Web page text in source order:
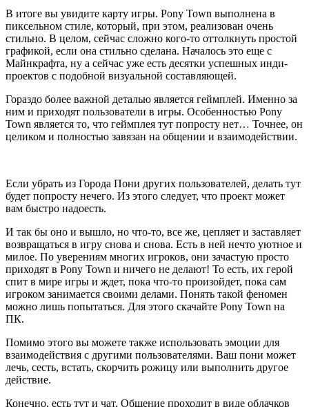
В итоге вы увидите карту игры. Pony Town выполнена в
пиксельном стиле, который, при этом, реализован очень
стильно. В целом, сейчас сложно кого-то оттолкнуть простой
графикой, если она стильно сделана. Началось это еще с
Майнкрафта, ну а сейчас уже есть десятки успешных инди-
проектов с подобной визуальной составляющей.
Гораздо более важной деталью является геймплей. Именно за
ним и приходят пользователи в игры. Особенностью Pony
Town является то, что геймплея тут попросту нет… Точнее, он
целиком и полностью завязан на общении и взаимодействии.
Если убрать из Города Пони других пользователей, делать тут
будет попросту нечего. Из этого следует, что проект может
вам быстро надоесть.
И так бы оно и вышло, но что-то, все же, цепляет и заставляет
возвращаться в игру снова и снова. Есть в ней нечто уютное и
милое. По уверениям многих игроков, они зачастую просто
приходят в Pony Town и ничего не делают! То есть, их герой
спит в мире игры и ждет, пока что-то произойдет, пока сам
игроком занимается своими делами. Понять такой феномен
можно лишь попытаться. Для этого скачайте Pony Town на
ПК.
Помимо этого вы можете также использовать эмоции для
взаимодействия с другими пользователями. Ваш пони может
лечь, сесть, встать, скорчить рожицу или выполнить другое
действие.
Конечно, есть тут и чат. Общение проходит в виде облачков